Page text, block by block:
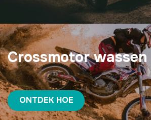
Crossmotor wassen
ONTDEK HOE